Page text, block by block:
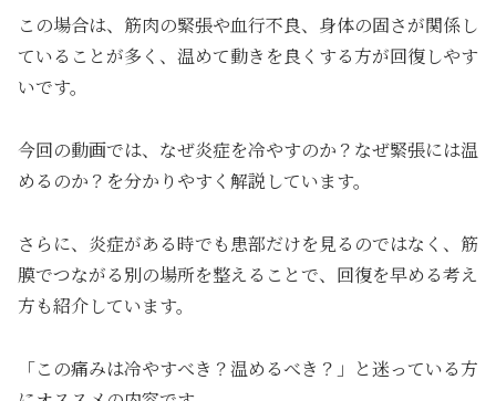
この場合は、筋肉の緊張や血行不良、身体の固さが関係し
ていることが多く、温めて動きを良くする方が回復しやす
いです。
今回の動画では、なぜ炎症を冷やすのか？なぜ緊張には温
めるのか？を分かりやすく解説しています。
さらに、炎症がある時でも患部だけを見るのではなく、筋
膜でつながる別の場所を整えることで、回復を早める考え
方も紹介しています。
「この痛みは冷やすべき？温めるべき？」と迷っている方